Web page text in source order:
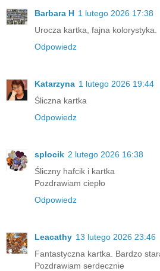
Barbara H 1 lutego 2026 17:38
Urocza kartka, fajna kolorystyka.
Odpowiedz
Katarzyna 1 lutego 2026 19:44
Śliczna kartka
Odpowiedz
splocik 2 lutego 2026 16:38
Śliczny hafcik i kartka
Pozdrawiam ciepło
Odpowiedz
Leacathy 13 lutego 2026 23:46
Fantastyczna kartka. Bardzo
Pozdrawiam serdecznie